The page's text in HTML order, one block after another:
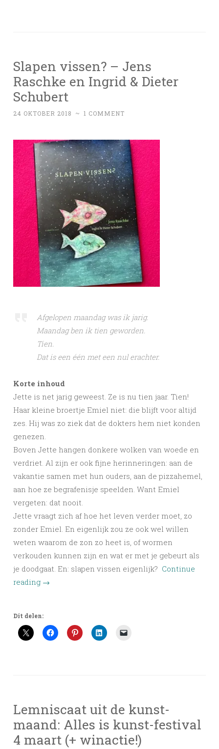
Slapen vissen? – Jens
Raschke en Ingrid & Dieter
Schubert
24 OKTOBER 2018 ~ 1 COMMENT
Afgelopen maandag was ik jarig.
Maandag ben ik tien geworden.
Tien.
Dat is een één met een nul erachter.
Korte inhoud
Jette is net jarig geweest. Ze is nu tien jaar. Tien!
Haar kleine broertje Emiel niet: die blijft voor altijd
zes. Hij was zo ziek dat de dokters hem niet konden
genezen.
Boven Jette hangen donkere wolken van woede en
verdriet. Al zijn er ook fijne herinneringen: aan de
vakantie samen met hun ouders, aan de pizzahemel,
aan hoe ze begrafenisje speelden. Want Emiel
vergeten: dat nooit.
Jette vraagt zich af hoe het leven verder moet, zo
zonder Emiel. En eigenlijk zou ze ook wel willen
weten waarom de zon zo heet is, of wormen
verkouden kunnen zijn en wat er met je gebeurt als
je doodgaat. En: slapen vissen eigenlijk? Continue
reading →
Dit delen:
Lemniscaat uit de kunst-
maand: Alles is kunst-festival
4 maart (+ winactie!)